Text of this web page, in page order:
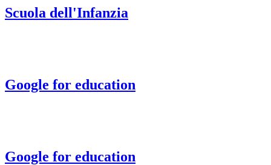
Scuola dell'Infanzia
Google for education
Google for education